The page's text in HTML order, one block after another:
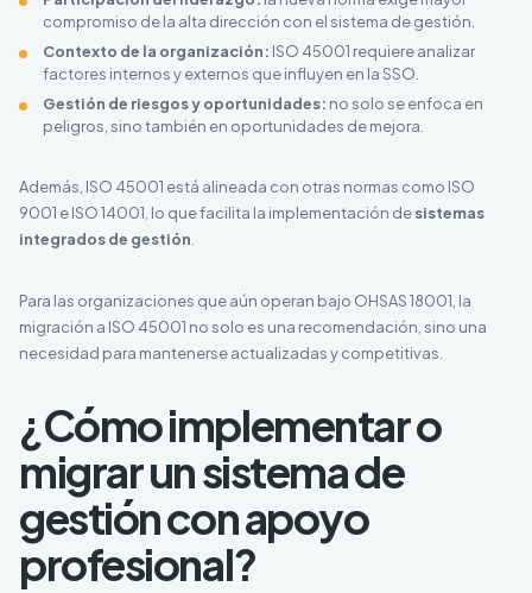
compromiso de la alta dirección con el sistema de gestión.
Contexto de la organización: ISO 45001 requiere analizar
factores internos y externos que influyen en la SSO.
Gestión de riesgos y oportunidades: no solo se enfoca en
peligros, sino también en oportunidades de mejora.
Además, ISO 45001 está alineada con otras normas como ISO
9001 e ISO 14001, lo que facilita la implementación desistemas
integrados de gestión.
Para las organizaciones que aún operan bajo OHSAS 18001, la
migración a ISO 45001 no solo es una recomendación, sino una
necesidad para mantenerse actualizadas y competitivas.
¿Cómo implementar o
migrar un sistema de
gestión con apoyo
profesional?